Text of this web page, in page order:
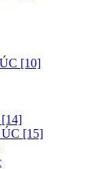
[10]
[15]